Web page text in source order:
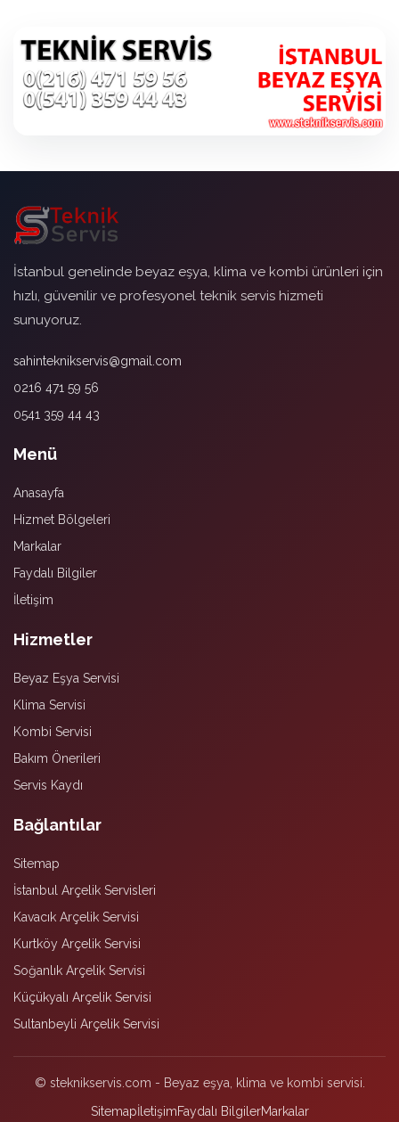
İstanbul genelinde beyaz eşya, klima ve kombi ürünleri için
hızlı, güvenilir ve profesyonel teknik servis hizmeti
sunuyoruz.
sahinteknikservis@gmail.com
0216 471 59 56
0541 359 44 43
Menü
Anasayfa
Hizmet Bölgeleri
Markalar
Faydalı Bilgiler
İletişim
Hizmetler
Beyaz Eşya Servisi
Klima Servisi
Kombi Servisi
Bakım Önerileri
Servis Kaydı
Bağlantılar
Sitemap
İstanbul Arçelik Servisleri
Kavacık Arçelik Servisi
Kurtköy Arçelik Servisi
Soğanlık Arçelik Servisi
Küçükyalı Arçelik Servisi
Sultanbeyli Arçelik Servisi
© steknikservis.com - Beyaz eşya, klima ve kombi servisi.
SitemapİletişimFaydalı BilgilerMarkalar